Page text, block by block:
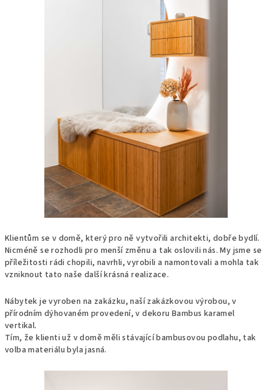
Klientům se v domě, který pro ně vytvořili architekti, dobře bydlí.
Nicméně se rozhodli pro menší změnu a tak oslovili nás. My jsme se
příležitosti rádi chopili, navrhli, vyrobili a namontovali a mohla tak
vzniknout tato naše další krásná realizace.
Nábytek je vyroben na zakázku, naší zakázkovou výrobou, v
přírodním dýhovaném provedení, v dekoru Bambus karamel
vertikal.
Tím, že klienti už v domě měli stávající bambusovou podlahu, tak
volba materiálu byla jasná.